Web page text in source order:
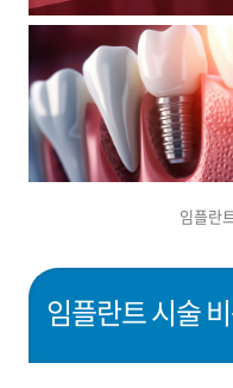
임플란
임플란트 시술